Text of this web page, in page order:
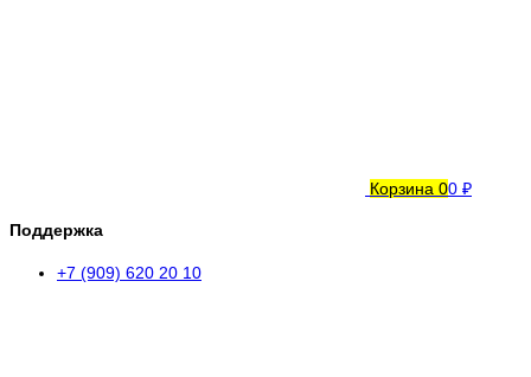
Корзина 00 ₽
Поддержка
+7 (909) 620 20 10